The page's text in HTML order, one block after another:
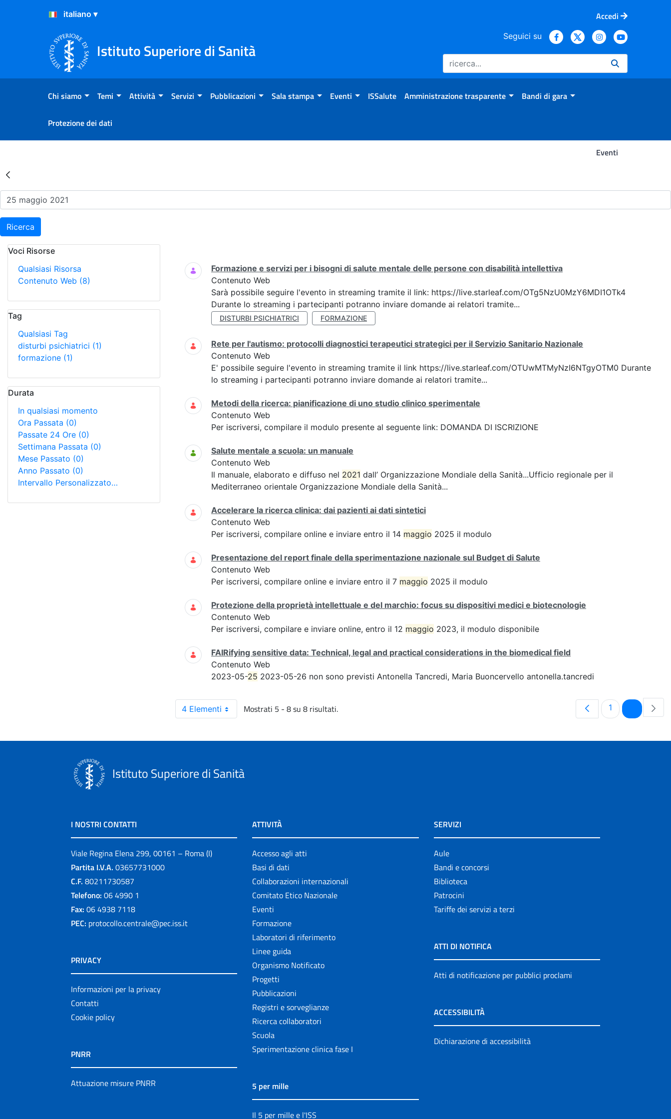
Salta al Contenuto
Salta al Footer
Accedi
Istituto Superiore di Sanità
Seguici su
Chi siamo Temi Attività Servizi Pubblicazioni Sala stampa Eventi ISSalute Amministrazione trasparente Bandi di gara
Protezione dei dati
Eventi
Risultati della Ricerca - Eventi
Ricerca
Voci Risorse
Qualsiasi Risorsa
Contenuto Web (8)
Tag
Qualsiasi Tag
disturbi psichiatrici (1)
formazione (1)
Durata
In qualsiasi momento
Ora Passata (0)
Passate 24 Ore (0)
Settimana Passata (0)
Mese Passato (0)
Anno Passato (0)
Intervallo Personalizzato…
Ricerca
Formazione e servizi per i bisogni di salute mentale delle persone con disabilità intellettiva
Contenuto Web
Sarà possibile seguire l'evento in streaming tramite il link: https://live.starleaf.com/OTg5NzU0MzY6MDI1OTk4
Durante lo streaming i partecipanti potranno inviare domande ai relatori tramite...
DISTURBI PSICHIATRICI FORMAZIONE
Rete per l'autismo: protocolli diagnostici terapeutici strategici per il Servizio Sanitario Nazionale
Contenuto Web
E' possibile seguire l'evento in streaming tramite il link https://live.starleaf.com/OTUwMTMyNzI6NTgyOTM0 Durante
lo streaming i partecipanti potranno inviare domande ai relatori tramite...
Metodi della ricerca: pianificazione di uno studio clinico sperimentale
Contenuto Web
Per iscriversi, compilare il modulo presente al seguente link: DOMANDA DI ISCRIZIONE
Salute mentale a scuola: un manuale
Contenuto Web
Il manuale, elaborato e diffuso nel 2021 dall’ Organizzazione Mondiale della Sanità...Ufficio regionale per il
Mediterraneo orientale Organizzazione Mondiale della Sanità...
Accelerare la ricerca clinica: dai pazienti ai dati sintetici
Contenuto Web
Per iscriversi, compilare online e inviare entro il 14 maggio 2025 il modulo
Presentazione del report finale della sperimentazione nazionale sul Budget di Salute
Contenuto Web
Per iscriversi, compilare online e inviare entro il 7 maggio 2025 il modulo
Protezione della proprietà intellettuale e del marchio: focus su dispositivi medici e biotecnologie
Contenuto Web
Per iscriversi, compilare e inviare online, entro il 12 maggio 2023, il modulo disponibile
FAIRifying sensitive data: Technical, legal and practical considerations in the biomedical field
Contenuto Web
2023-05-25 2023-05-26 non sono previsti Antonella Tancredi, Maria Buoncervello antonella.tancredi
4 Elementi Mostrati 5 - 8 su 8 risultati. Pagina
1 Pagina
Istituto Superiore di Sanità
I NOSTRI CONTATTI
Viale Regina Elena 299, 00161 – Roma (I)
Partita I.V.A. 03657731000
C.F. 80211730587
Telefono: 06 4990 1
Fax: 06 4938 7118
PEC: protocollo.centrale@pec.iss.it
PRIVACY
Informazioni per la privacy
Contatti
Cookie policy
PNRR
Attuazione misure PNRR
ATTIVITÀ
Accesso agli atti
Basi di dati
Collaborazioni internazionali
Comitato Etico Nazionale
Eventi
Formazione
Laboratori di riferimento
Linee guida
Organismo Notificato
Progetti
Pubblicazioni
Registri e sorveglianze
Ricerca collaboratori
Scuola
Sperimentazione clinica fase I
5 per mille
Il 5 per mille e l'ISS
SERVIZI
Aule
Bandi e concorsi
Biblioteca
Patrocini
Tariffe dei servizi a terzi
ATTI DI NOTIFICA
Atti di notificazione per pubblici proclami
ACCESSIBILITÀ
Dichiarazione di accessibilità